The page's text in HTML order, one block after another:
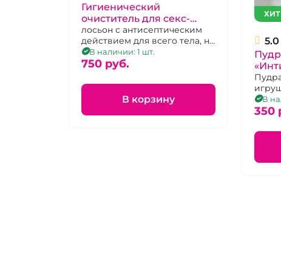
Гигиенический
очиститель для секс-
игрушек "ИнтимХаус" 110
мл
лосьон с антисептическим
действием для всего тела, не
содержит спирта.
В наличии: 1 шт.
750 pуб.
В корзину
ХИТ
5.0
срок
В
350